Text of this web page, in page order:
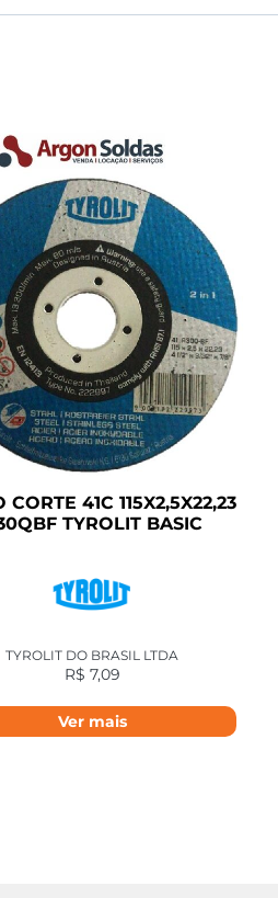
CORTE 41C 115X2,5X22,23
TYROLIT BASIC
TYROLIT DO BRASIL LTDA
R$ 7,09
Ver mais